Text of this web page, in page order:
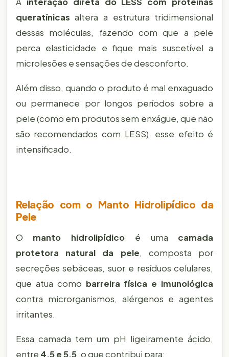
queratínicas altera a estrutura tridimensional
dessas moléculas, fazendo com que a pele
perca elasticidade e fique mais suscetível a
microlesões e sensações de desconforto.
Além disso, quando o produto é mal enxaguado
ou permanece por longos períodos sobre a
pele (como em produtos sem enxágue, que não
são recomendados com LESS), esse efeito é
intensificado.
Relação com o Manto Hidrolipídico da
Pele
O manto hidrolipídico é uma camada
protetora natural da pele, composta por
secreções sebáceas, suor e resíduos celulares,
que atua como barreira física e imunológica
contra microrganismos, alérgenos e agentes
irritantes.
Essa camada tem um pH ligeiramente ácido,
entre 4,5 e 5,5, o que contribui para: